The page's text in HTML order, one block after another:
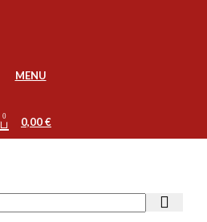
MENU
0 0,00€